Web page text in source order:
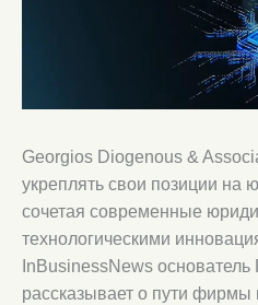
Georgios Diogenous &
укреплять свои позиции на
сочетая современные
технологическими
InBusinessNews основатель
рассказывает о пути